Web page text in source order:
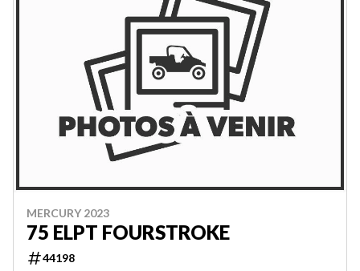
MERCURY 2023
75 ELPT FOURSTROKE
44198